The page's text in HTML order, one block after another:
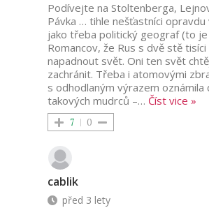
Podívejte na Stoltenberga,
Pávka … tihle nešťastníci
jako třeba politický geograf (to je
Romancov, že Rus s dvě stě
napadnout svět. Oni ten svět
zachránit. Třeba i atomovými
s odhodlaným výrazem oznámila
takových mudrců –… Číst vice »
7 0
cablik
před 3 lety